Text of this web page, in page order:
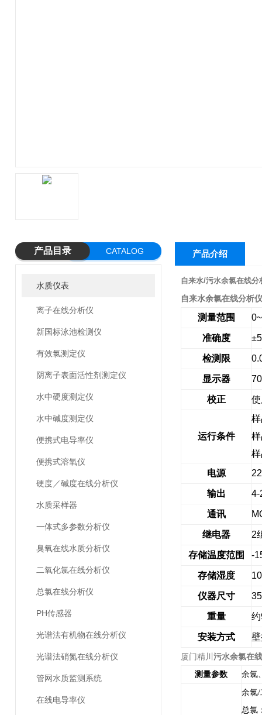
产品目录 CATALOG
水质仪表
离子在线分析仪
新国标泳池检测仪
有效氯测定仪
阴离子表面活性剂测定仪
水中硬度测定仪
水中碱度测定仪
便携式电导率仪
便携式溶氧仪
硬度／碱度在线分析仪
水质采样器
一体式多参数分析仪
臭氧在线水质分析仪
二氧化氯在线分析仪
总氯在线分析仪
PH传感器
光谱法有机物在线分析仪
光谱法硝氮在线分析仪
管网水质监测系统
在线电导率仪
产品介绍
自来水/污水余氯在线分
自来水余氯在线分析仪
测量范围
准确度
检测限
显示器
校正
运行条件
电源
输出 4-
通讯
继电器 2
存储温度范围 -
存储湿度
仪器尺寸
重量 约
安装方式
厦门精川 污水余氯在
测量参数 余氯
余氯/
总氯